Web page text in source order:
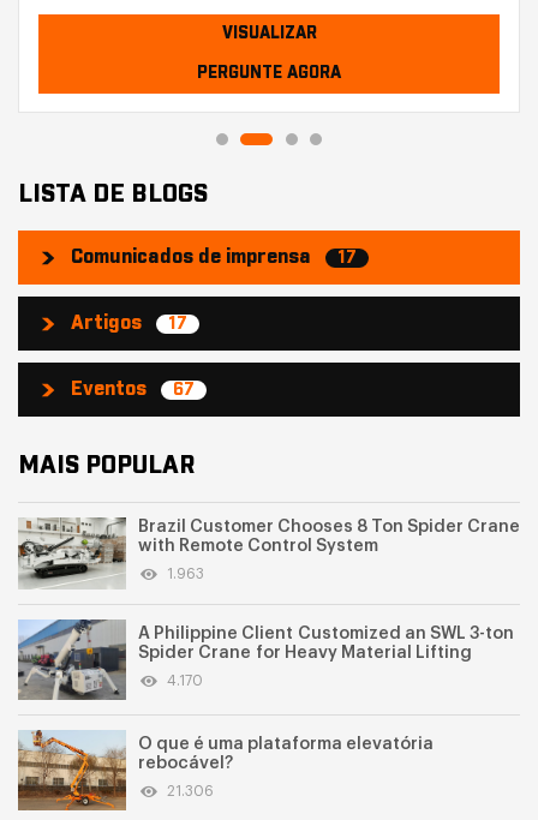
VISUALIZAR
PERGUNTE AGORA
LISTA DE BLOGS
Comunicados de imprensa 17
Artigos 17
Eventos 67
MAIS POPULAR
Brazil Customer Chooses 8 Ton Spider Crane
with Remote Control System
1.963
A Philippine Client Customized an SWL 3-ton
Spider Crane for Heavy Material Lifting
4.170
O que é uma plataforma elevatória
rebocável?
21.306